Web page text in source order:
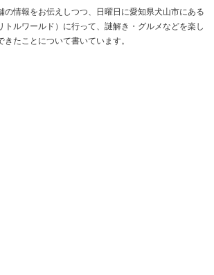
の情報をお伝えしつつ、日曜日に愛知県犬山市にある
トルワールド）に行って、謎解き・グルメなどを楽し
きたことについて書いています。